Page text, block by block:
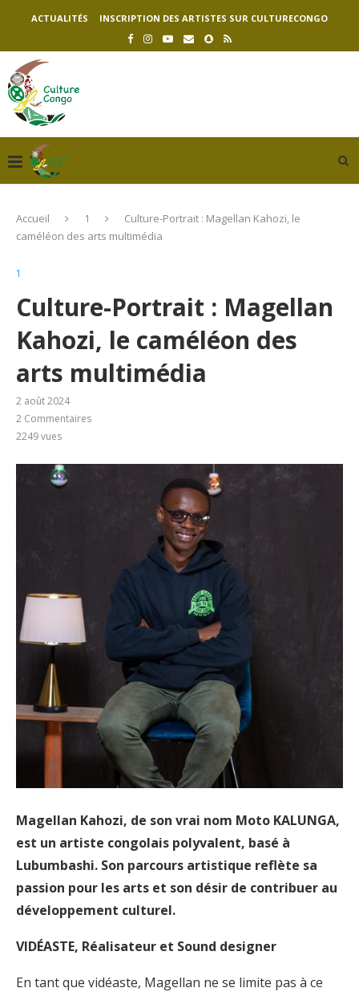
ACTUALITÉS INSCRIPTION DES ARTISTES SUR CULTURECONGO
Accueil 1
Culture-Portrait : Magellan Kahozi, le
caméléon des arts multimédia
1
Culture-Portrait : Magellan
Kahozi, le caméléon des
arts multimédia
2 août 2024
2 Commentaires
2249vues
Magellan Kahozi, de son vrai nom Moto KALUNGA,
est un artiste congolais polyvalent, basé à
Lubumbashi. Son parcours artistique reflète sa
passion pour les arts et son désir de contribuer au
développement culturel.
VIDÉASTE, Réalisateur et Sound designer
En tant que vidéaste, Magellan ne se limite pas à ce